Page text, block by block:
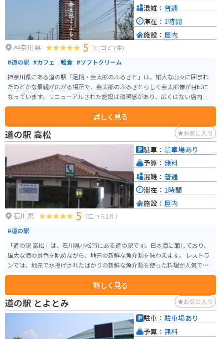
神奈川県 5 （口コミ2件）
#道の駅 #カフェ｜軽食 #ソフトクリーム
神奈川県にある道の駅「足柄・金太郎のふるさと」は、雄大な山々に囲まれ
たのどかな景観が広がる場所で、金太郎のふるさとらしく金太郎像が目印に
なっています。リニューアルされた施設は清潔感があり、広くはない店内に
地元の特産品がぎっしり並び、試食も豊富で選ぶ楽しさがあります。地元の
お肉やそばなどグルメも充実しており、ドライブやツーリングの休憩スポッ
トとして最適。名物は折り畳まれたようなユニークな形のソフトクリーム
で、きんたろうの斧を模したスプーンが添えられているのも面白いポイン
ト。旅の途中にほっこり楽しめる寄り道スポットです。
詳しく見る
混雑： 普通
滞在： 1時間
施設： 屋内
道の駅 高松 お気に入り
石川県 5 （口コミ1件）
#道の駅
「道の駅 高松」は、石川県小松市にある道の駅です。日本海に面しており、
雄大な海の景色を眺めながら、地元の新鮮な魚介類を味わえます。 レストラ
ンでは、地元で水揚げされたばかりの新鮮な魚介類を使った料理が人気で
す。特に、甘みのある「加能ガニ」や脂がのった「寒ブリ」は絶品です。お土
産コーナーには、地元産の海産物の加工品や、伝統工芸品などが販売されて
います。 バイクで訪れる際は、日本海沿いを走る「のと里山海道」のツーリ
ングがおすすめです。道の駅 高松は、のと里山海道の起点に位置しており、
休憩場所としても最適です。また、道の駅には、バイク専用の駐車スペース
や、国の重要伝統的建造物群保存地区に選定されている「山中温泉」など、
詳しく見る
駐車： 駐車場あり
予算： 無料
混雑： 普通
滞在： 1時間
施設： 屋内
道の駅 とよとみ お気に入り
駐車： 駐車場あり
予算： 無料